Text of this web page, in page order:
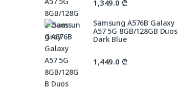
1,349.0 ₾
Samsung A576B Galaxy
A57 5G 8GB/128GB Duos
Dark Blue
1,449.0 ₾